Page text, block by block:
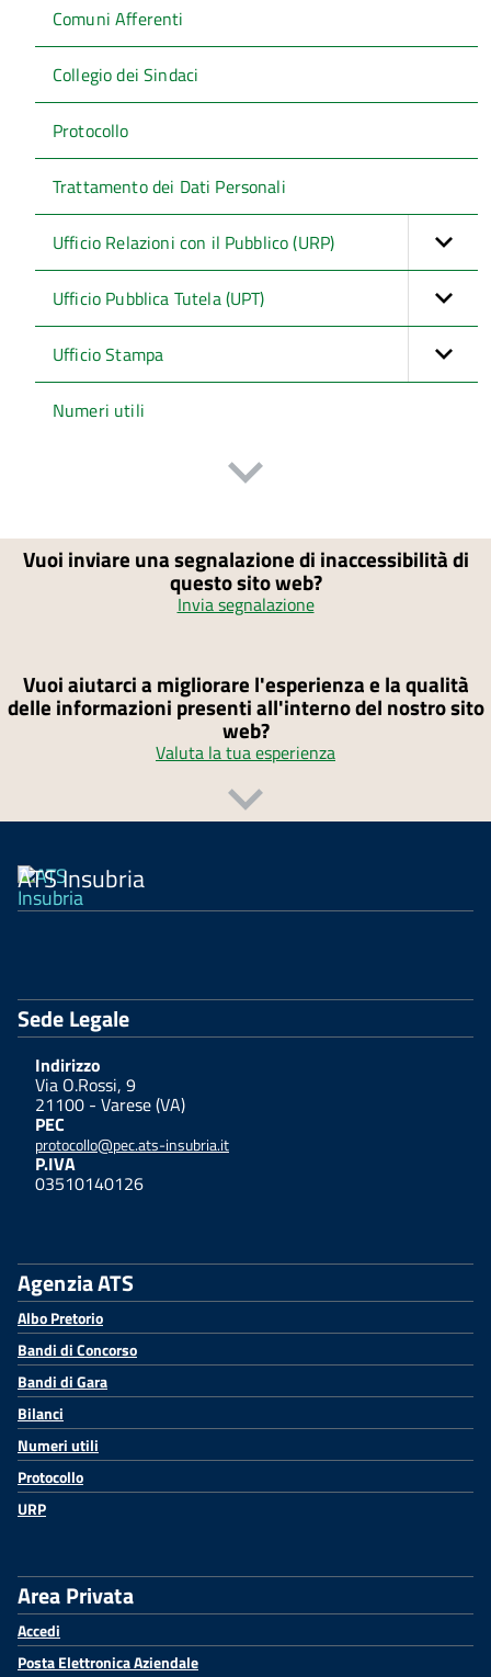
Comuni Afferenti
Collegio dei Sindaci
Protocollo
Trattamento dei Dati Personali
Ufficio Relazioni con il Pubblico (URP)
Ufficio Pubblica Tutela (UPT)
Ufficio Stampa
Numeri utili
Vuoi inviare una segnalazione di inaccessibilità di
questo sito web?
Invia segnalazione
Vuoi aiutarci a migliorare l'esperienza e la qualità
delle informazioni presenti all'interno del nostro sito
web?
Valuta la tua esperienza
ATS Insubria
Sede Legale
Indirizzo
Via O.Rossi, 9
21100 - Varese (VA)
PEC
protocollo@pec.ats-insubria.it
P.IVA
03510140126
Agenzia ATS
Albo Pretorio
Bandi di Concorso
Bandi di Gara
Bilanci
Numeri utili
Protocollo
URP
Area Privata
Accedi
Posta Elettronica Aziendale